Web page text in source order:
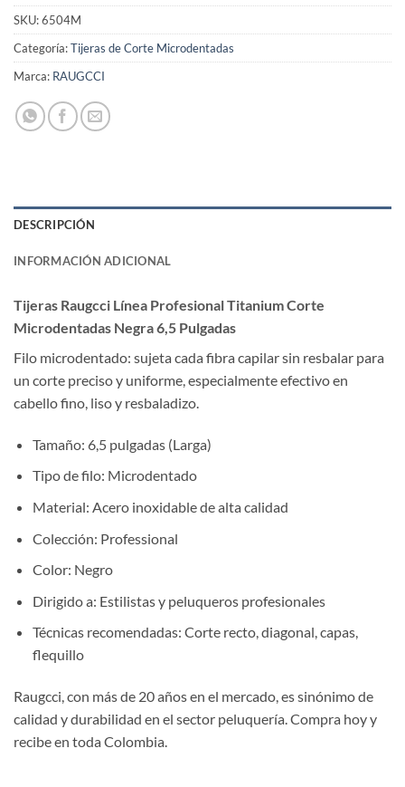
SKU:6504M
Categoría:Tijeras de Corte Microdentadas
Marca: RAUGCCI
DESCRIPCIÓN
INFORMACIÓN ADICIONAL
Tijeras Raugcci Línea Profesional Titanium Corte
Microdentadas Negra 6,5 Pulgadas
Filo microdentado: sujeta cada fibra capilar sin resbalar para
un corte preciso y uniforme, especialmente efectivo en
cabello fino, liso y resbaladizo.
Tamaño: 6,5 pulgadas (Larga)
Tipo de filo: Microdentado
Material: Acero inoxidable de alta calidad
Colección: Professional
Color: Negro
Dirigido a: Estilistas y peluqueros profesionales
Técnicas recomendadas: Corte recto, diagonal, capas,
flequillo
Raugcci, con más de 20 años en el mercado, es sinónimo de
calidad y durabilidad en el sector peluquería. Compra hoy y
recibe en toda Colombia.